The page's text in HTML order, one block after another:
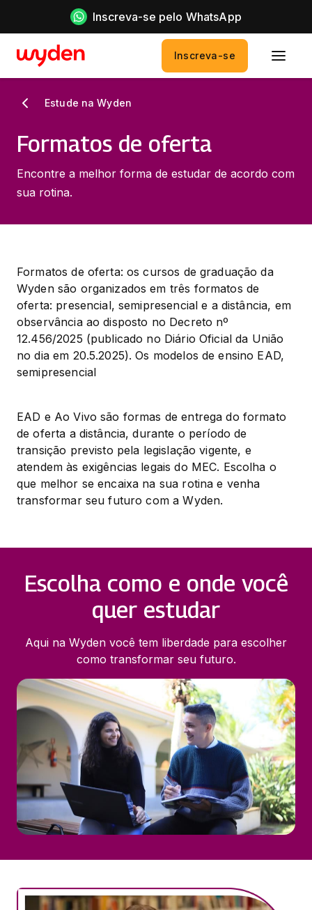
Inscreva-se pelo WhatsApp
Inscreva-se
Estude na Wyden
Formatos de oferta
Encontre a melhor forma de estudar de acordo com
sua rotina.
Formatos de oferta: os cursos de graduação da
Wyden são organizados em três formatos de
oferta: presencial, semipresencial e a distância, em
observância ao disposto no Decreto nº
12.456/2025 (publicado no Diário Oficial da União
no dia em 20.5.2025). Os modelos de ensino EAD,
semipresencial
EAD e Ao Vivo são formas de entrega do formato
de oferta a distância, durante o período de
transição previsto pela legislação vigente, e
atendem às exigências legais do MEC. Escolha o
que melhor se encaixa na sua rotina e venha
transformar seu futuro com a Wyden.
Escolha como e onde você
quer estudar
Aqui na Wyden você tem liberdade para escolher
como transformar seu futuro.